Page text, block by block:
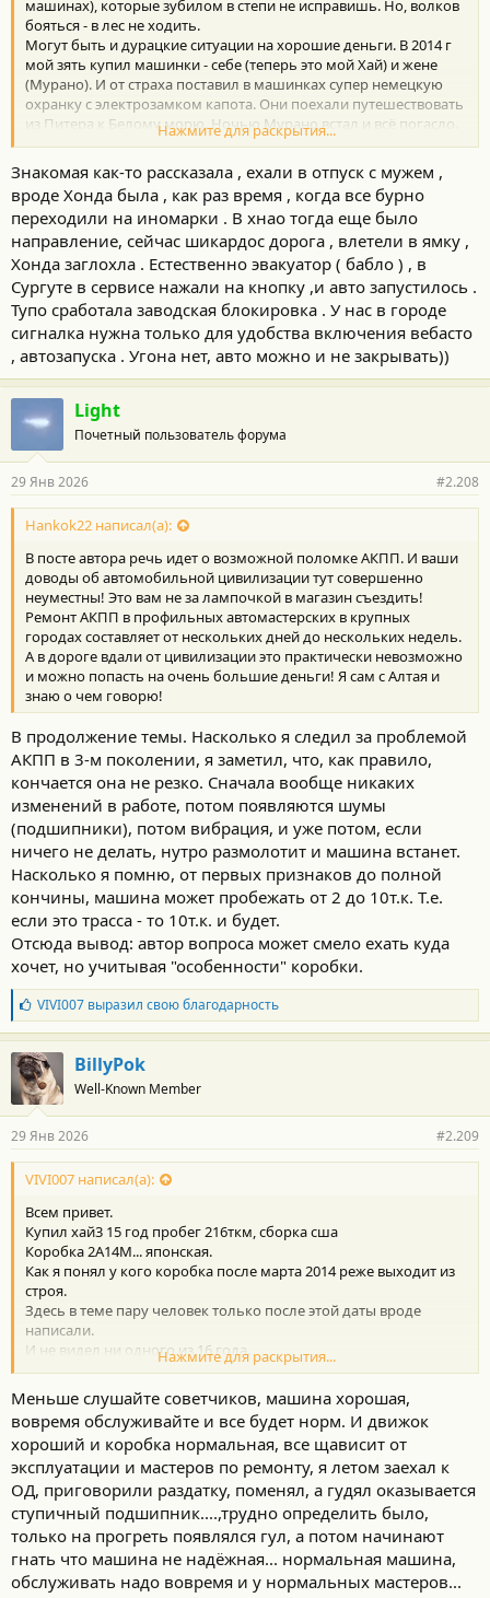
:
машинах), которые зубилом в степи не исправишь. Но, волков
бояться - в лес не ходить.
Могут быть и дурацкие ситуации на хорошие деньги. В 2014 г
мой зять купил машинки - себе (теперь это мой Хай) и жене
(Мурано). И от страха поставил в машинках супер немецкую
охранку с электрозамком капота. Они поехали путешествовать
из Питера к Белому морю. Ночью Мурано встал и всё погасло.
Они оба полные чайники, поэтому даже капот не могли
вызвали эвакуатор за сотни км. и дрожали всю ночь. Их
привезли на СТО, там вскрыли капот и выяснили, что просто от
тряски слетела одна клемма с аккумулятора. Эвакуаторщик
снял с них хорошие деньги. После этого я снял со своего Хая
электрозамок капота, а потом и супер охранку (т.к. она подвела
меня пару раз, а в электронике я хреново разбираюсь).
Нажмите для раскрытия...
Знакомая как-то рассказала , ехали в отпуск с мужем ,
вроде Хонда была , как раз время , когда все бурно
переходили на иномарки . В хнао тогда еще было
направление, сейчас шикардос дорога , влетели в ямку ,
Хонда заглохла . Естественно эвакуатор ( бабло ) , в
Сургуте в сервисе нажали на кнопку ,и авто запустилось .
Тупо сработала заводская блокировка . У нас в городе
сигналка нужна только для удобства включения вебасто
, автозапуска . Угона нет, авто можно и не закрывать))
Light
Почетный пользователь форума
29 Янв 2026 #2.208
Hankok22 написал(а):
В посте автора речь идет о возможной поломке АКПП. И ваши
доводы об автомобильной цивилизации тут совершенно
неуместны! Это вам не за лампочкой в магазин съездить!
Ремонт АКПП в профильных автомастерских в крупных
городах составляет от нескольких дней до нескольких недель.
А в дороге вдали от цивилизации это практически невозможно
и можно попасть на очень большие деньги! Я сам с Алтая и
знаю о чем говорю!
В продолжение темы. Насколько я следил за проблемой
АКПП в 3-м поколении, я заметил, что, как правило,
кончается она не резко. Сначала вообще никаких
изменений в работе, потом появляются шумы
(подшипники), потом вибрация, и уже потом, если
ничего не делать, нутро размолотит и машина встанет.
Насколько я помню, от первых признаков до полной
кончины, машина может пробежать от 2 до 10т.к. Т.е.
если это трасса - то 10т.к. и будет.
Отсюда вывод: автор вопроса может смело ехать куда
хочет, но учитывая "особенности" коробки.
Б
л
а
г
о
д
а
н
о
с
и
:
VIVI007выразил свою благодарность
BillyPok
Well-Known Member
29 Янв 2026 #2.209
VIVI007 написал(а):
Всем привет.
Купил хай3 15 год пробег 216ткм, сборка сша
Коробка 2А14М... японская.
Как я понял у кого коробка после марта 2014 реже выходит из
строя.
Здесь в теме пару человек только после этой даты вроде
написали.
И не видел ни одного из 16 года.
Купил авто чтобы ездить на дальняк в путешествия и честно
говоря в ахере от рисков теперь.
Движок видите ли какой-то капризный топать нельзя, коробка
вообще отрыгнуть при пробеге около 150+ должна.
Получается ель и дрожи вдруг чего будет отпуск накрывается
тазом.
Планировал поездить на нем до 250-300 лет 5-7 и продать.
А сейчас сижу и думаю ну на какой нахер Алтай я на нем теперь
поеду если такой пробег для АКПП пограничный чтобы что, в
горах без связи в 100км от связи встать без коробки((( да ещё в
3тыскм от дома с детьми.
Ещё и мот на прицепе хотел возить.
Нажмите для раскрытия...
Меньше слушайте советчиков, машина хорошая,
вовремя обслуживайте и все будет норм. И движок
хороший и коробка нормальная, все щависит от
эксплуатации и мастеров по ремонту, я летом заехал к
ОД, приговорили раздатку, поменял, а гудял оказывается
ступичный подшипник....,трудно определить было,
только на прогреть появлялся гул, а потом начинают
гнать что машина не надёжная... нормальная машина,
обслуживать надо вовремя и у нормальных мастеров...